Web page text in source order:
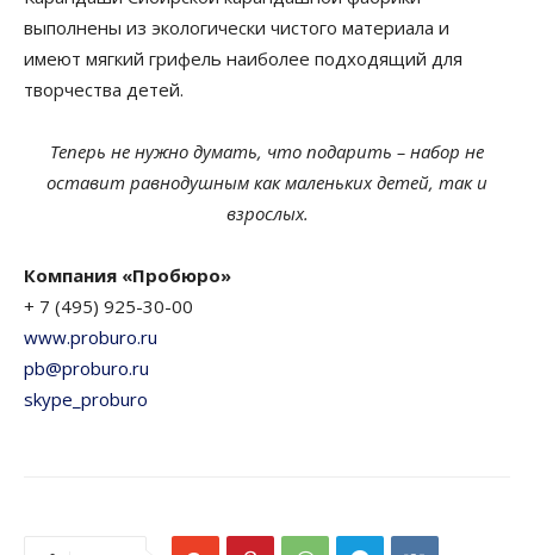
выполнены из экологически чистого материала и
имеют мягкий грифель наиболее подходящий для
творчества детей.
Теперь не нужно думать, что подарить – набор не
оставит равнодушным как маленьких детей, так и
взрослых.
Компания «Пробюро»
+ 7 (495) 925-30-00
www.proburo.ru
pb@proburo.ru
skype_proburo